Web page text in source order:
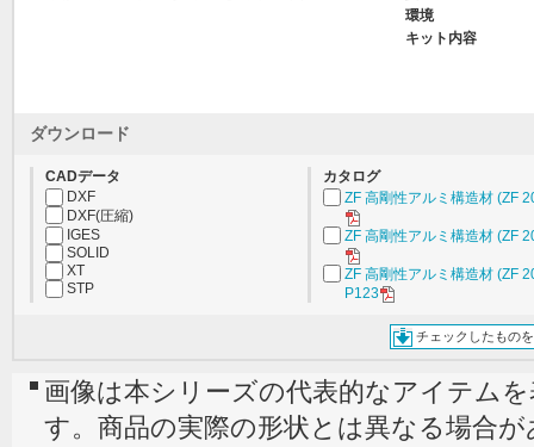
環境
キット内容
ダウンロード
CADデータ
DXF
DXF(圧縮)
IGES
SOLID
XT
STP
カタログ
ZF 高剛性アルミ構造材 (ZF
ZF 高剛性アルミ構造材 (ZF
ZF 高剛性アルミ構造材 (ZF
P123
チェックしたもの
画像は本シリーズの代表的なアイテム
す。商品の実際の形状とは異なる場合